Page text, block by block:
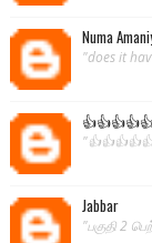
Numa
"does it
Jabbar
"பகுதி 2